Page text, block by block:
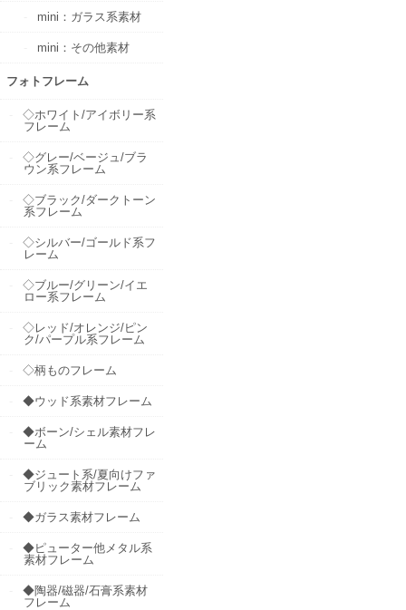
mini：ガラス系素材
mini：その他素材
フォトフレーム
◇ホワイト/アイボリー系
フレーム
◇グレー/ベージュ/ブラ
ウン系フレーム
◇ブラック/ダークトーン
系フレーム
◇シルバー/ゴールド系フ
レーム
◇ブルー/グリーン/イエ
ロー系フレーム
◇レッド/オレンジ/ピン
ク/パープル系フレーム
◇柄ものフレーム
◆ウッド系素材フレーム
◆ボーン/シェル素材フレ
ーム
◆ジュート系/夏向けファ
ブリック素材フレーム
◆ガラス素材フレーム
◆ピューター他メタル系
素材フレーム
◆陶器/磁器/石膏系素材
フレーム